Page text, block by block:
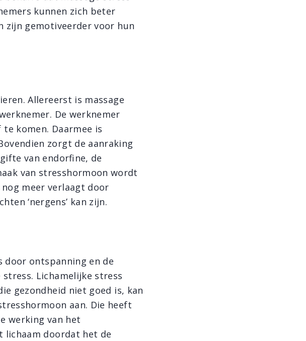
kunnen zich beter
zijn gemotiveerder voor hun
Allereerst is massage
De werknemer
komen. Daarmee is
zorgt de aanraking
van endorfine, de
van stresshormoon wordt
meer verlaagt door
‘nergens’ kan zijn.
door ontspanning en de
Lichamelijke stress
gezondheid niet goed is, kan
aan. Die heeft
werking van het
lichaam doordat het de